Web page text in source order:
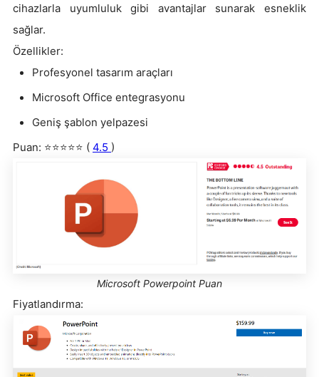
cihazlarla uyumluluk gibi avantajlar sunarak esneklik
sağlar.
Özellikler:
Profesyonel tasarım araçları
Microsoft Office entegrasyonu
Geniş şablon yelpazesi
Puan: ⭐⭐⭐⭐⭐ ( 4.5 )
Microsoft Powerpoint Puan
Fiyatlandırma: